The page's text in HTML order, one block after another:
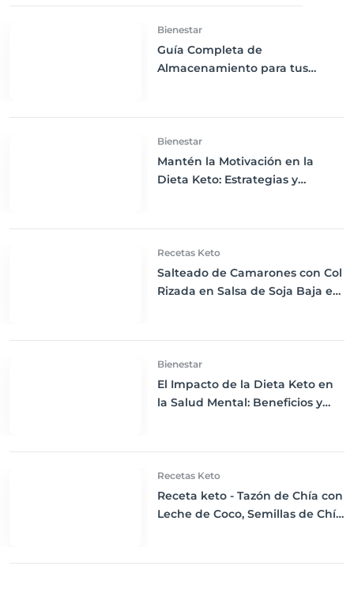
Bienestar
Guía Completa de
Almacenamiento para tus
Bienestar
Mantén la Motivación en la
Dieta Keto: Estrategias y
Recetas Keto
Salteado de Camarones con Col
Rizada en Salsa de Soja Baja en
Bienestar
El Impacto de la Dieta Keto en
la Salud Mental: Beneficios y
Recetas Keto
Receta keto - Tazón de Chía con
Leche de Coco, Semillas de Chía